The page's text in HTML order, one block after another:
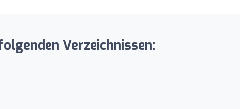
Verzeichnissen: